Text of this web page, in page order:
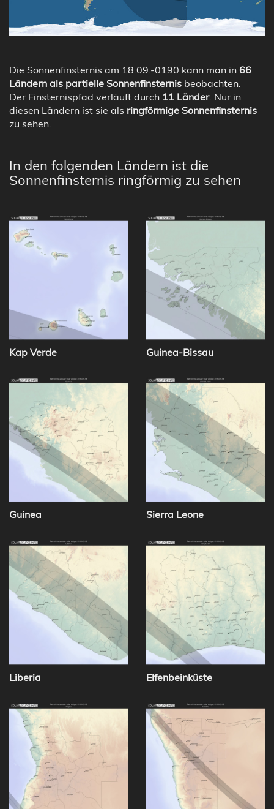
Die Sonnenfinsternis am 18.09.-0190 kann man in 66
Ländern als partielle Sonnenfinsternis beobachten.
Der Finsternispfad verläuft durch 11 Länder. Nur in
diesen Ländern ist sie als ringförmige Sonnenfinsternis
zu sehen.
In den folgenden Ländern ist die
Sonnenfinsternis ringförmig zu sehen
Kap Verde Guinea-Bissau
Guinea Sierra Leone
Liberia Elfenbeinküste